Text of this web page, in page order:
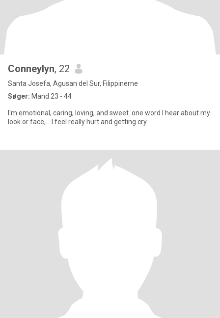
Conneylyn, 22
Santa Josefa, Agusan del Sur, Filippinerne
Søger: Mand 23 - 44
I'm emotional, caring, loving, and sweet. one word I hear about my
look or face,... I feel really hurt and getting cry